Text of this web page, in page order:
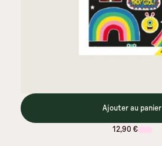
Ajouter au panier
12,90 €